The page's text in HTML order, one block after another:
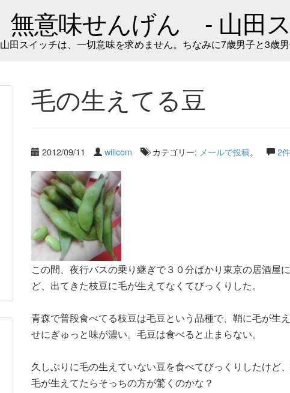
無意味せんげん - 山田
山田スイッチは、一切意味を求めません。ちなみに7歳男子と3歳男
毛の生えてる豆
2012/09/11 willcom カテゴリー: メールで投稿。 2
この間、夜行バスの乗り継ぎで３０分ばかり東京の居酒屋
ど、出てきた枝豆に毛が生えてなくてびっくりした。
青森で普段食べてる枝豆は毛豆という品種で、鞘に毛が生
せにぎゅっと味が濃い。毛豆は食べると止まらない。
久しぶりに毛の生えていない豆を食べてびっくりしたけど
毛が生えてたらそっちの方が驚くのかな？